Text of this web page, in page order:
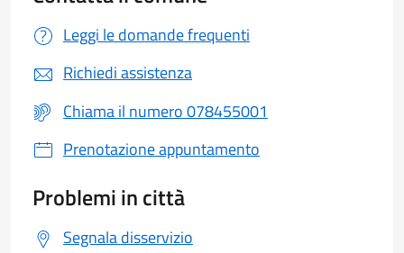
Leggi le domande frequenti
Richiedi assistenza
Chiama il numero 078455001
Prenotazione appuntamento
Problemi in città
Segnala disservizio